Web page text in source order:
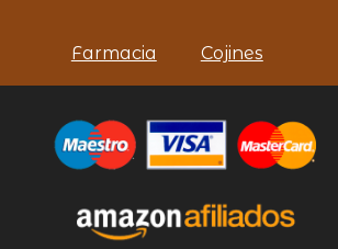
Farmacia Cojines